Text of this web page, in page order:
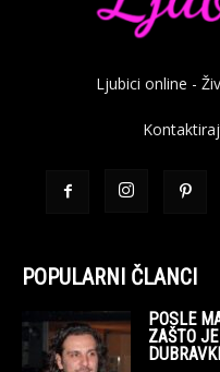
Ljubici online -
POPULARNI ČLANCI
POSLE
ZAŠTO